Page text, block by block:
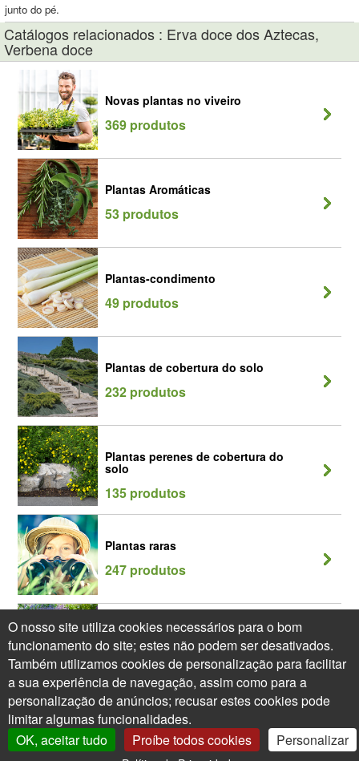
junto do pé.
Catálogos relacionados : Erva doce dos Aztecas,
Verbena doce
Novas plantas no viveiro
369 produtos
Plantas Aromáticas
53 produtos
Plantas-condimento
49 produtos
Plantas de cobertura do solo
232 produtos
Plantas perenes de cobertura do
solo
135 produtos
Plantas raras
247 produtos
Plantas vivazes Plantas perenes
239 produtos
O nosso site utiliza cookies necessários para o bom
funcionamento do site; estes não podem ser desativados.
Também utilizamos cookies de personalização para facilitar
a sua experiência de navegação, assim como para a
personalização de anúncios; recusar estes cookies pode
limitar algumas funcionalidades.
OK, aceitar tudo
Proíbe todos cookies Personalizar